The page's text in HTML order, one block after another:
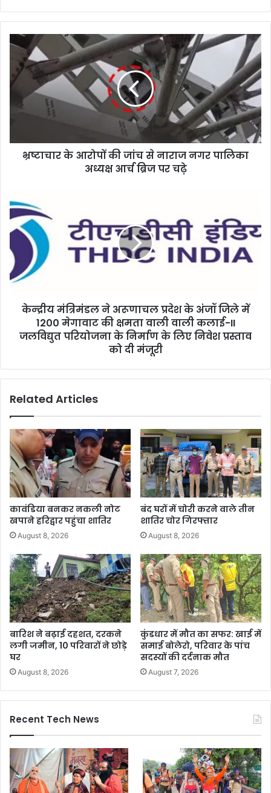
भ्रष्टाचार के आरोपों की जांच से नाराज नगर पालिका
अध्यक्ष आर्च ब्रिज पर चढ़े
केन्‍द्रीय मंत्रिमंडल ने अरूणाचल प्रदेश के अंजॉ जिले में
1200 मेगावाट की क्षमता वाली वाली कलाई-II
जलविद्युत परियोजना के निर्माण के लिए निवेश प्रस्ताव
को दी मंजूरी
Related Articles
कावंडिया बनकर नकली नोट
खपाने हरिद्वार पहुंचा शातिर
August 8, 2026
बंद घरों में चोरी करने वाले तीन
शातिर चोर गिरफ्तार
August 8, 2026
बारिश ने बढ़ाई दहशत, दरकने
लगी जमीन, 10 परिवारों ने छोड़े
घर
August 8, 2026
कुंडधार में मौत का सफर: खाई में
समाई बोलेरो, परिवार के पांच
सदस्यों की दर्दनाक मौत
August 7, 2026
Recent Tech News